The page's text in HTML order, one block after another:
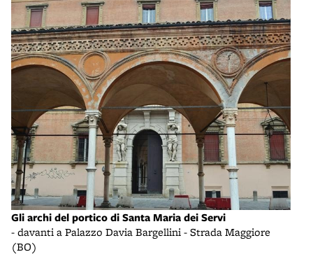
Gli archi del portico di Santa Maria dei Servi
- davanti a Palazzo Davia Bargellini - Strada Maggiore
(BO)